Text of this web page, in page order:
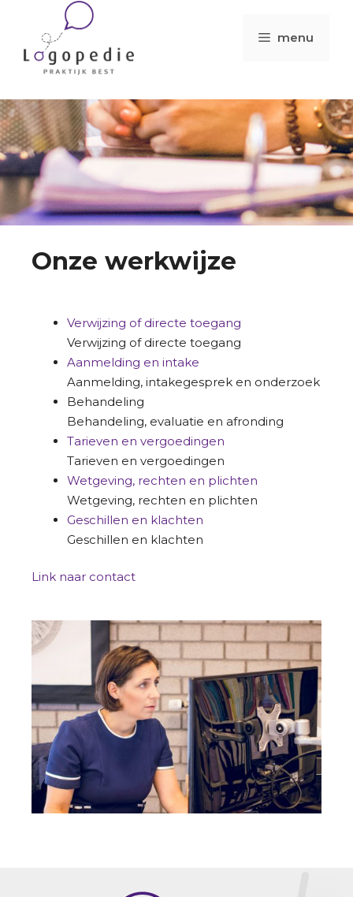
menu
Onze werkwijze
Verwijzing of directe toegang
Verwijzing of directe toegang
Aanmelding en intake
Aanmelding, intakegesprek en onderzoek
Behandeling
Behandeling, evaluatie en afronding
Tarieven en vergoedingen
Tarieven en vergoedingen
Wetgeving, rechten en plichten
Wetgeving, rechten en plichten
Geschillen en klachten
Geschillen en klachten
Link naar contact